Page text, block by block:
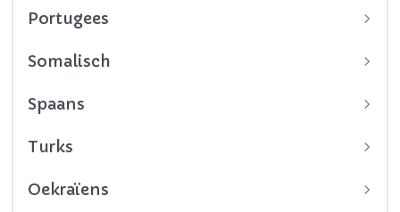
Portugees
Somalisch
Spaans
Turks
Oekraïens